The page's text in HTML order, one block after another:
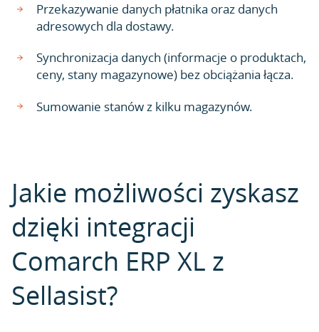
Przekazywanie danych płatnika oraz danych
adresowych dla dostawy.
Synchronizacja danych (informacje o produktach,
ceny, stany magazynowe) bez obciążania łącza.
Sumowanie stanów z kilku magazynów.
Jakie możliwości zyskasz
dzięki integracji
Comarch ERP XL z
Sellasist?